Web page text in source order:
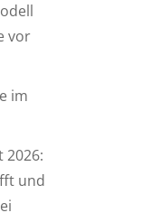
vor
im
2026:
und